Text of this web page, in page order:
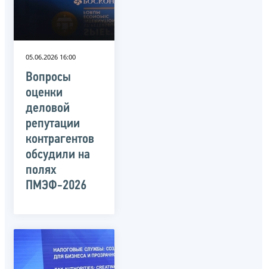
05.06.2026 16:00
Вопросы
оценки
деловой
репутации
контрагентов
обсудили на
полях
ПМЭФ-2026